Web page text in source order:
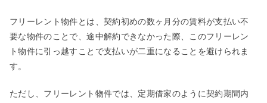
フリーレント物件とは、契約初めの数ヶ月分の賃料が支払い不
要な物件のことで、途中解約できなかった際、このフリーレン
ト物件に引っ越すことで支払いが二重になることを避けられま
す。
ただし、フリーレント物件では、定期借家のように契約期間内